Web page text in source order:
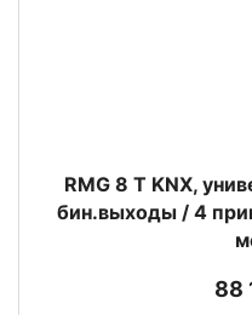
RMG 8 T KNX,
бин.выходы / 4
88